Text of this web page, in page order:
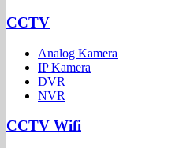
CCTV
Analog Kamera
IP Kamera
DVR
NVR
CCTV Wifi